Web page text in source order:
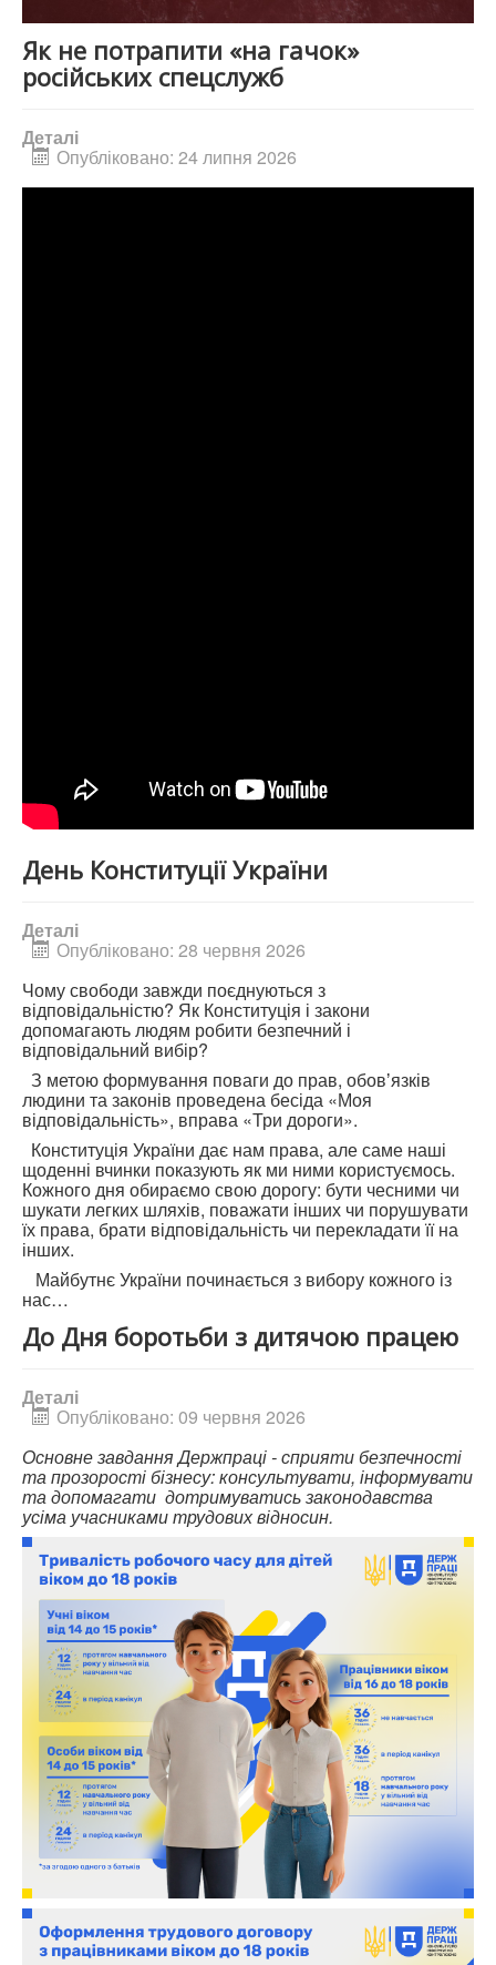
Як не потрапити «на гачок»
російських спецслужб
Деталі
Опубліковано: 24 липня 2026
День Конституції України
Деталі
Опубліковано: 28 червня 2026
Чому свободи завжди поєднуються з
відповідальністю? Як Конституція і закони
допомагають людям робити безпечний і
відповідальний вибір?
З метою формування поваги до прав, обовʼязків
людини та законів проведена бесіда «Моя
відповідальність», вправа «Три дороги».
Конституція України дає нам права, але саме наші
щоденні вчинки показують як ми ними користуємось.
Кожного дня обираємо свою дорогу: бути чесними чи
шукати легких шляхів, поважати інших чи порушувати
їх права, брати відповідальність чи перекладати її на
інших.
Майбутнє України починається з вибору кожного із
нас…
До Дня боротьби з дитячою працею
Деталі
Опубліковано: 09 червня 2026
Основне завдання Держпраці - сприяти безпечності
та прозорості бізнесу: консультувати, інформувати
та допомагати дотримуватись законодавства
усіма учасниками трудових відносин.